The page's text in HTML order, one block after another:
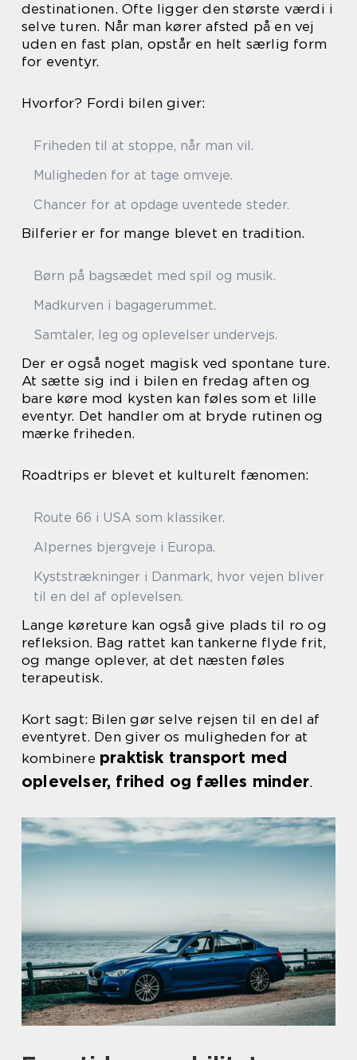
destinationen. Ofte ligger den største værdi i
selve turen. Når man kører afsted på en vej
uden en fast plan, opstår en helt særlig form
for eventyr.
Hvorfor? Fordi bilen giver:
Friheden til at stoppe, når man vil.
Muligheden for at tage omveje.
Chancer for at opdage uventede steder.
Bilferier er for mange blevet en tradition.
Børn på bagsædet med spil og musik.
Madkurven i bagagerummet.
Samtaler, leg og oplevelser undervejs.
Der er også noget magisk ved spontane ture.
At sætte sig ind i bilen en fredag aften og
bare køre mod kysten kan føles som et lille
eventyr. Det handler om at bryde rutinen og
mærke friheden.
Roadtrips er blevet et kulturelt fænomen:
Route 66 i USA som klassiker.
Alpernes bjergveje i Europa.
Kyststrækninger i Danmark, hvor vejen bliver
til en del af oplevelsen.
Lange køreture kan også give plads til ro og
refleksion. Bag rattet kan tankerne flyde frit,
og mange oplever, at det næsten føles
terapeutisk.
Kort sagt: Bilen gør selve rejsen til en del af
eventyret. Den giver os muligheden for at
kombinere praktisk transport med
oplevelser, frihed og fælles minder.